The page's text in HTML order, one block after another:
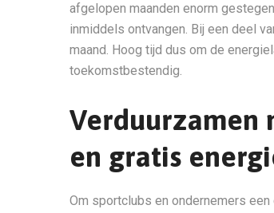
afgelopen maanden enorm
inmiddels ontvangen. Bij een deel
maand. Hoog tijd dus om de
toekomstbestendig.
Verduurzamen
en gratis
Om sportclubs en ondernemers